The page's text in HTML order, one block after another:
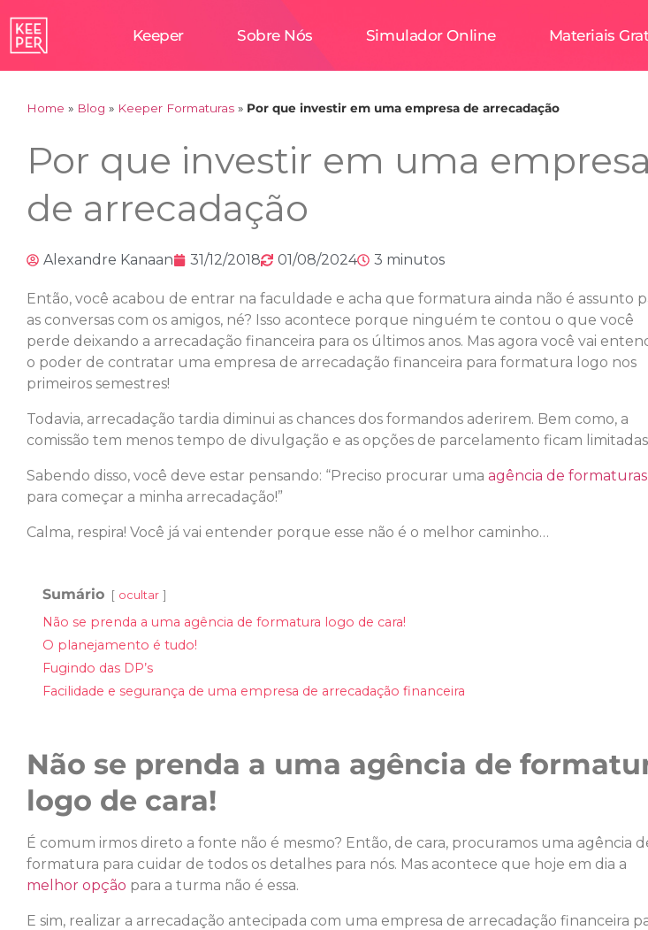
Keeper Sobre Nós Simulador Online Materiais
Home » Blog » Keeper Formaturas » Por que investir em uma empresa de arrecadação
Por que investir em uma empresa
de arrecadação
Alexandre Kanaan 31/12/2018 01/08/2024 3 minutos
Então, você acabou de entrar na faculdade e acha que formatura ainda não é assunto
as conversas com os amigos, né? Isso acontece porque ninguém te contou o que você
perde deixando a arrecadação financeira para os últimos anos. Mas agora você vai
o poder de contratar uma empresa de arrecadação financeira para formatura logo nos
primeiros semestres!
Todavia, arrecadação tardia diminui as chances dos formandos aderirem. Bem como, a
comissão tem menos tempo de divulgação e as opções de parcelamento ficam
Sabendo disso, você deve estar pensando: “Preciso procurar uma agência de formaturas
para começar a minha arrecadação!”
Calma, respira! Você já vai entender porque esse não é o melhor caminho…
Sumário ocultar
Não se prenda a uma agência de formatura logo de cara!
O planejamento é tudo!
Fugindo das DP’s
Facilidade e segurança de uma empresa de arrecadação financeira
Não se prenda a uma agência de
logo de cara!
É comum irmos direto a fonte não é mesmo? Então, de cara, procuramos uma agência
formatura para cuidar de todos os detalhes para nós. Mas acontece que hoje em dia a
melhor opção para a turma não é essa.
E sim, realizar a arrecadação antecipada com uma empresa de arrecadação financeira